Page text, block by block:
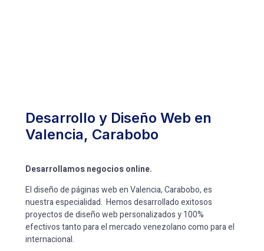
Desarrollo y Diseño Web en
Valencia, Carabobo
Desarrollamos negocios online.
El diseño de páginas web en Valencia, Carabobo, es
nuestra especialidad. Hemos desarrollado exitosos
proyectos de diseño web personalizados y 100%
efectivos tanto para el mercado venezolano como para el
internacional.